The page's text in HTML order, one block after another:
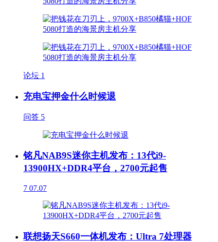
论坛 1
充电宝押金什么时候退
问答 5
铭凡NAB9S迷你主机发布：13代i9-
13900HX+DDR4平台，2700元起售
7 07.07
联想扬天S660一体机发布：Ultra 7处理器